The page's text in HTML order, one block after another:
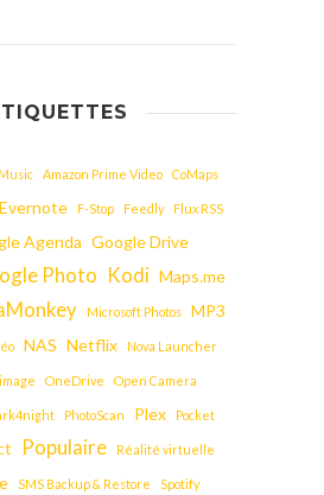
Amazon Prime Video CoMaps
Evernote F-Stop Feedly Flux RSS
Agenda Google Drive
Photo Kodi Maps.me
Microsoft Photos MP3
NAS Netflix Nova Launcher
OneDrive Open Camera
PhotoScan Plex Pocket
Populaire Réalité virtuelle
SMS Backup & Restore Spotify